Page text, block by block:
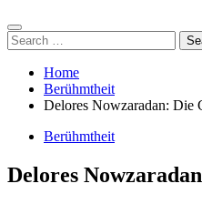
Search
for:
Home
Berühmtheit
Delores Nowzaradan: Die
Berühmtheit
Delores